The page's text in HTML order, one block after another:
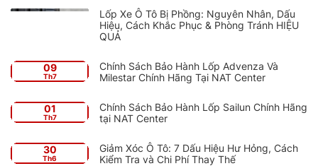
Lốp Xe Ô Tô Bị Phồng: Nguyên Nhân, Dấu
Hiệu, Cách Khắc Phục & Phòng Tránh HIỆU
QUẢ
09
Th7
Chính Sách Bảo Hành Lốp Advenza Và
Milestar Chính Hãng Tại NAT Center
01
Th7
Chính Sách Bảo Hành Lốp Sailun Chính Hãng
tại NAT Center
30
Th6
Giảm Xóc Ô Tô: 7 Dấu Hiệu Hư Hỏng, Cách
Kiểm Tra và Chi Phí Thay Thế